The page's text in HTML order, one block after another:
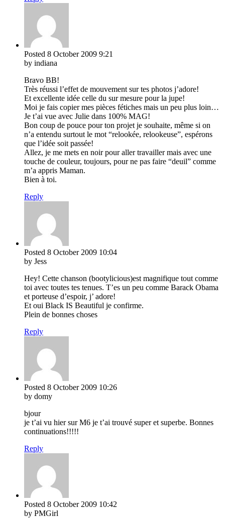
Posted 8 October 2009 9:21
by indiana
Bravo BB!
Très réussi l’effet de mouvement sur tes photos j’adore!
Et excellente idée celle du sur mesure pour la jupe!
Moi je fais copier mes pièces fétiches mais un peu plus loin…
Je t’ai vue avec Julie dans 100% MAG!
Bon coup de pouce pour ton projet je souhaite, même si on
n’a entendu surtout le mot “relookée, relookeuse”, espérons
que l’idée soit passée!
Allez, je me mets en noir pour aller travailler mais avec une
touche de couleur, toujours, pour ne pas faire “deuil” comme
m’a appris Maman.
Bien à toi.
Reply
Posted 8 October 2009 10:04
by Jess
Hey! Cette chanson (bootylicious)est magnifique tout comme
toi avec toutes tes tenues. T’es un peu comme Barack Obama
et porteuse d’espoir, j’ adore!
Et oui Black IS Beautiful je confirme.
Plein de bonnes choses
Reply
Posted 8 October 2009 10:26
by domy
bjour
je t’ai vu hier sur M6 je t’ai trouvé super et superbe. Bonnes
continuations!!!!!
Reply
Posted 8 October 2009 10:42
by PMGirl